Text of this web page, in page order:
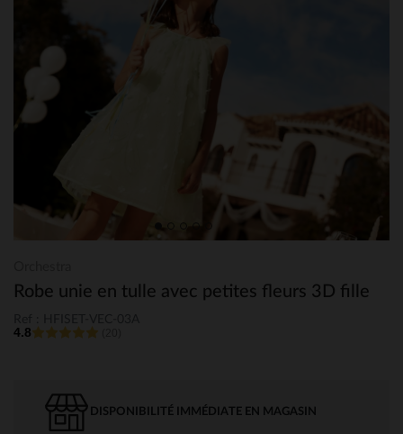
Robe unie en tulle avec petites fleurs 3D fille
4.8
DISPONIBILITÉ IMMÉDIATE EN MAGASIN